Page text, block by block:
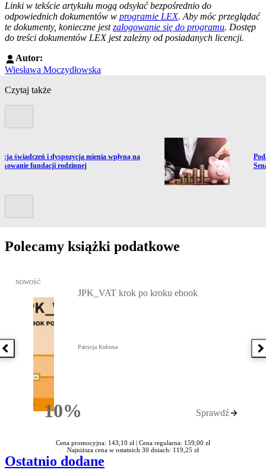
Linki w tekście artykułu mogą odsyłać bezpośrednio do
odpowiednich dokumentów w programie LEX. Aby móc przeglądać
te dokumenty, konieczne jestzalogowanie się do programu. Dostęp
do treści dokumentów LEX jest zależny od posiadanych licencji.
Autor:
Wiesława Moczydłowska
Czytaj także
do artykułu:
świadczeń i dyspozycja mienia wpłyną na
fundacji rodzinnej
Polecamy książki podatkowe
Poprzednia książka
Przejdź do: JPK_VAT krok po kroku ebook, Patrycja Kubiesa -
NOWOŚĆ
10%Rabatu
JPK_VAT krok po kroku ebook
Patrycja Kubiesa
Sprawdź
Cena promocyjna: 143,10 zł | Cena regularna: 159,00 zł
Najniższa cena w ostatnich 30 dniach: 119,25 zł
Ostatnio dodane